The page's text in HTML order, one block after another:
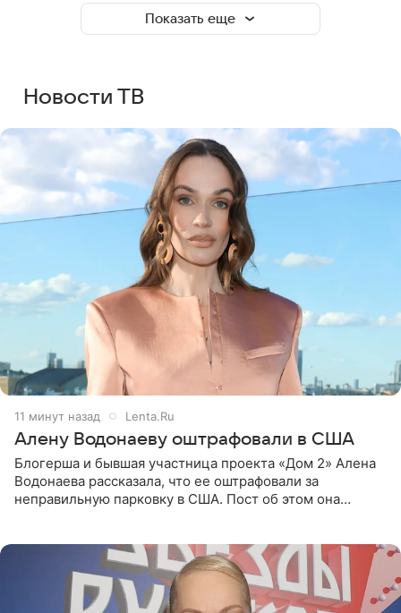
Показать еще
Новости ТВ
11 минут назад Lenta.Ru
Алену Водонаеву оштрафовали в США
Блогерша и бывшая участница проекта «Дом 2» Алена
Водонаева рассказала, что ее оштрафовали за
неправильную парковку в США. Пост об этом она